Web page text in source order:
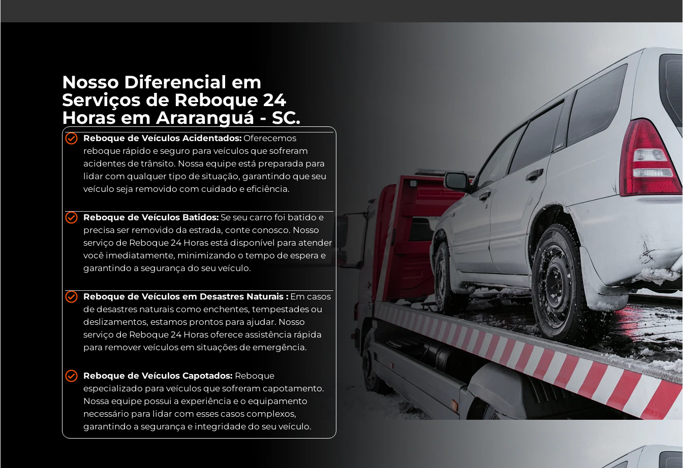
Nosso Diferencial em
Serviços de Reboque 24
Horas em Araranguá - SC.
Reboque de Veículos Acidentados: Oferecemos
reboque rápido e seguro para veículos que sofreram
acidentes de trânsito. Nossa equipe está preparada para
lidar com qualquer tipo de situação, garantindo que seu
veículo seja removido com cuidado e eficiência.
Reboque de Veículos Batidos: Se seu carro foi batido e
precisa ser removido da estrada, conte conosco. Nosso
serviço de Reboque 24 Horas está disponível para atender
você imediatamente, minimizando o tempo de espera e
garantindo a segurança do seu veículo.
Reboque de Veículos em Desastres Naturais : Em casos
de desastres naturais como enchentes, tempestades ou
deslizamentos, estamos prontos para ajudar. Nosso
serviço de Reboque 24 Horas oferece assistência rápida
para remover veículos em situações de emergência.
Reboque de Veículos Capotados: Reboque
especializado para veículos que sofreram capotamento.
Nossa equipe possui a experiência e o equipamento
necessário para lidar com esses casos complexos,
garantindo a segurança e integridade do seu veículo.